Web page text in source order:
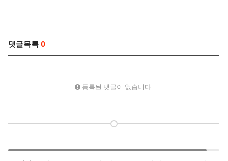
댓글목록 0
등록된 댓글이 없습니다.